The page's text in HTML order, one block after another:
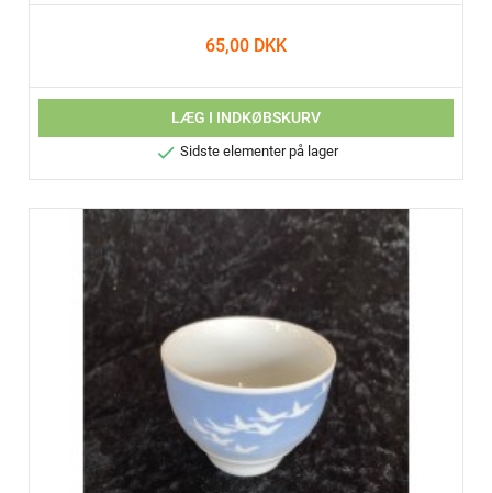
65,00 DKK
LÆG I INDKØBSKURV
 Sidste elementer på lager